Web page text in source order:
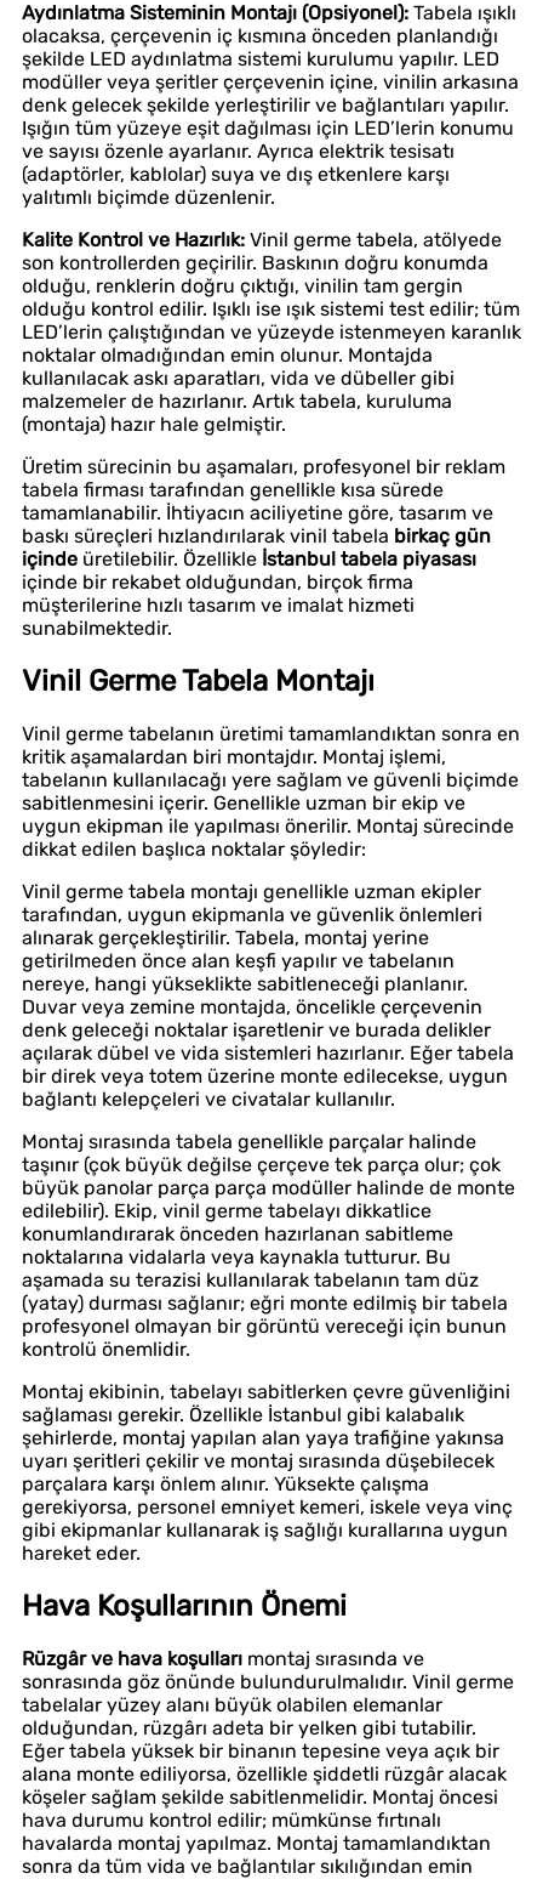
Aydınlatma Sisteminin Montajı (Opsiyonel): Tabela ışıklı
olacaksa, çerçevenin iç kısmına önceden planlandığı
şekilde LED aydınlatma sistemi kurulumu yapılır. LED
modüller veya şeritler çerçevenin içine, vinilin arkasına
denk gelecek şekilde yerleştirilir ve bağlantıları yapılır.
Işığın tüm yüzeye eşit dağılması için LED’lerin konumu
ve sayısı özenle ayarlanır. Ayrıca elektrik tesisatı
(adaptörler, kablolar) suya ve dış etkenlere karşı
yalıtımlı biçimde düzenlenir.
Kalite Kontrol ve Hazırlık: Vinil germe tabela, atölyede
son kontrollerden geçirilir. Baskının doğru konumda
olduğu, renklerin doğru çıktığı, vinilin tam gergin
olduğu kontrol edilir. Işıklı ise ışık sistemi test edilir; tüm
LED’lerin çalıştığından ve yüzeyde istenmeyen karanlık
noktalar olmadığından emin olunur. Montajda
kullanılacak askı aparatları, vida ve dübeller gibi
malzemeler de hazırlanır. Artık tabela, kuruluma
(montaja) hazır hale gelmiştir.
Üretim sürecinin bu aşamaları, profesyonel bir reklam
tabela firması tarafından genellikle kısa sürede
tamamlanabilir. İhtiyacın aciliyetine göre, tasarım ve
baskı süreçleri hızlandırılarak vinil tabela birkaç gün
içinde üretilebilir. Özellikle İstanbul tabela piyasası
içinde bir rekabet olduğundan, birçok firma
müşterilerine hızlı tasarım ve imalat hizmeti
sunabilmektedir.
Vinil Germe Tabela Montajı
Vinil germe tabelanın üretimi tamamlandıktan sonra en
kritik aşamalardan biri montajdır. Montaj işlemi,
tabelanın kullanılacağı yere sağlam ve güvenli biçimde
sabitlenmesini içerir. Genellikle uzman bir ekip ve
uygun ekipman ile yapılması önerilir. Montaj sürecinde
dikkat edilen başlıca noktalar şöyledir:
Vinil germe tabela montajı genellikle uzman ekipler
tarafından, uygun ekipmanla ve güvenlik önlemleri
alınarak gerçekleştirilir. Tabela, montaj yerine
getirilmeden önce alan keşfi yapılır ve tabelanın
nereye, hangi yükseklikte sabitleneceği planlanır.
Duvar veya zemine montajda, öncelikle çerçevenin
denk geleceği noktalar işaretlenir ve burada delikler
açılarak dübel ve vida sistemleri hazırlanır. Eğer tabela
bir direk veya totem üzerine monte edilecekse, uygun
bağlantı kelepçeleri ve civatalar kullanılır.
Montaj sırasında tabela genellikle parçalar halinde
taşınır (çok büyük değilse çerçeve tek parça olur; çok
büyük panolar parça parça modüller halinde de monte
edilebilir). Ekip, vinil germe tabelayı dikkatlice
konumlandırarak önceden hazırlanan sabitleme
noktalarına vidalarla veya kaynakla tutturur. Bu
aşamada su terazisi kullanılarak tabelanın tam düz
(yatay) durması sağlanır; eğri monte edilmiş bir tabela
profesyonel olmayan bir görüntü vereceği için bunun
kontrolü önemlidir.
Montaj ekibinin, tabelayı sabitlerken çevre güvenliğini
sağlaması gerekir. Özellikle İstanbul gibi kalabalık
şehirlerde, montaj yapılan alan yaya trafiğine yakınsa
uyarı şeritleri çekilir ve montaj sırasında düşebilecek
parçalara karşı önlem alınır. Yüksekte çalışma
gerekiyorsa, personel emniyet kemeri, iskele veya vinç
gibi ekipmanlar kullanarak iş sağlığı kurallarına uygun
hareket eder.
Hava Koşullarının Önemi
Rüzgâr ve hava koşulları montaj sırasında ve
sonrasında göz önünde bulundurulmalıdır. Vinil germe
tabelalar yüzey alanı büyük olabilen elemanlar
olduğundan, rüzgârı adeta bir yelken gibi tutabilir.
Eğer tabela yüksek bir binanın tepesine veya açık bir
alana monte ediliyorsa, özellikle şiddetli rüzgâr alacak
köşeler sağlam şekilde sabitlenmelidir. Montaj öncesi
hava durumu kontrol edilir; mümkünse fırtınalı
havalarda montaj yapılmaz. Montaj tamamlandıktan
sonra da tüm vida ve bağlantılar sıkılığından emin